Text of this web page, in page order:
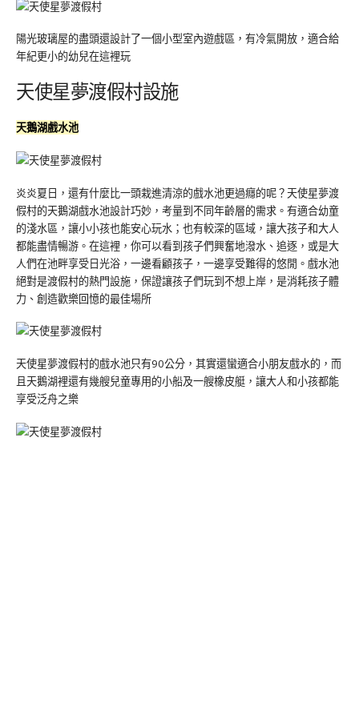
陽光玻璃屋的盡頭還設計了一個小型室內遊戲區，有冷氣開放，適合給
年紀更小的幼兒在這裡玩
天使星夢渡假村設施
天鵝湖戲水池
炎炎夏日，還有什麼比一頭栽進清涼的戲水池更過癮的呢？天使星夢渡
假村的天鵝湖戲水池設計巧妙，考量到不同年齡層的需求。有適合幼童
的淺水區，讓小小孩也能安心玩水；也有較深的區域，讓大孩子和大人
都能盡情暢游。在這裡，你可以看到孩子們興奮地潑水、追逐，或是大
人們在池畔享受日光浴，一邊看顧孩子，一邊享受難得的悠閒。戲水池
絕對是渡假村的熱門設施，保證讓孩子們玩到不想上岸，是消耗孩子體
力、創造歡樂回憶的最佳場所
天使星夢渡假村的戲水池只有90公分，其實還蠻適合小朋友戲水的，而
且天鵝湖裡還有幾艘兒童專用的小船及一艘橡皮艇，讓大人和小孩都能
享受泛舟之樂